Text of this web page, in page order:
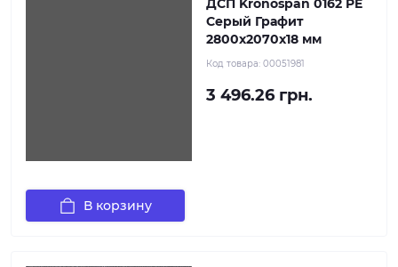
ДСП Kronospan 0162 PE
Серый Графит
2800x2070x18 мм
Код товара: 00051981
3 496.26 грн.
В корзину